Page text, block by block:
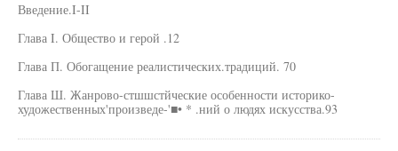
Введение.I-II
Глава I. Общество и герой .12
Глава П. Обогащение реалистических.традиций. 70
Глава Ш. Жанрово-стшшстйческие особенности историко-
художественных'произведе-'■• * .ний о людях искусства.93